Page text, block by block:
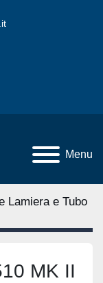
Menu
Lamiera e Tubo
MK II